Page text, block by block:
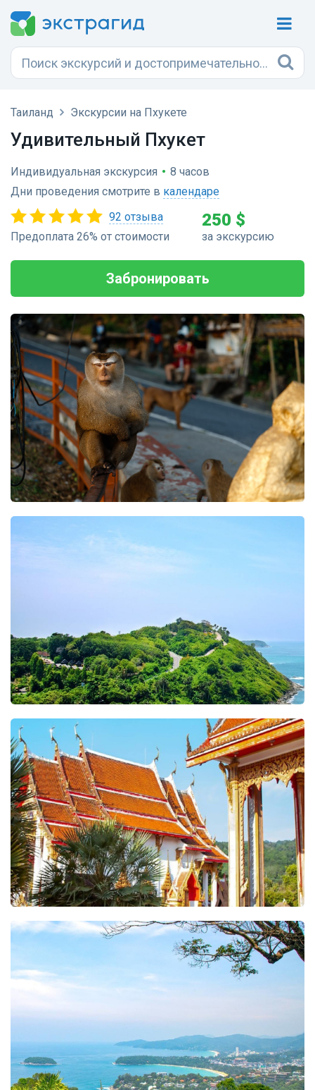
Таиланд Экскурсии на Пхукете
Удивительный Пхукет
Индивидуальная экскурсия • 8 часов
Дни проведения смотрите в календаре
92 отзыва
Предоплата 26% от стоимости
250 $
за экскурсию
Забронировать